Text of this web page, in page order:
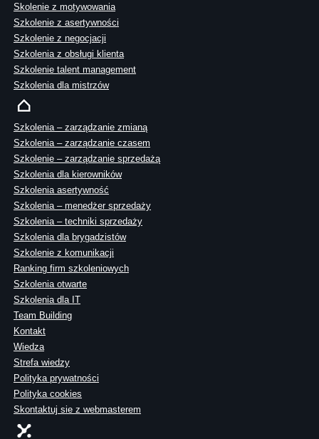
Skolenie z motywowania
Szkolenie z asertywności
Szkolenie z negocjacji
Szkolenia z obsługi klienta
Szkolenie talent management
Szkolenia dla mistrzów
Szkolenia – zarządzanie zmianą
Szkolenia – zarządzanie czasem
Szkolenie – zarządzanie sprzedażą
Szkolenia dla kierowników
Szkolenia asertywność
Szkolenia – menedżer sprzedaży
Szkolenia – techniki sprzedaży
Szkolenia dla brygadzistów
Szkolenie z komunikacji
Ranking firm szkoleniowych
Szkolenia otwarte
Szkolenia dla IT
Team Building
Kontakt
Wiedza
Strefa wiedzy
Polityka prywatności
Polityka cookies
Skontaktuj sie z webmasterem